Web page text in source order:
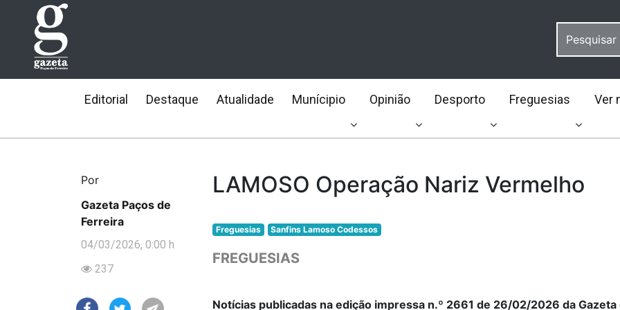
Editorial Destaque Atualidade Munícipio Opinião Desporto Freguesias Ver
Por
Gazeta Paços de
Ferreira
04/03/2026, 0:00 h
237
LAMOSO Operação Nariz Vermelho
Freguesias Sanfins Lamoso Codessos
FREGUESIAS
Notícias publicadas na edição impressa n.º 2661 de 26/02/2026 da Gazeta